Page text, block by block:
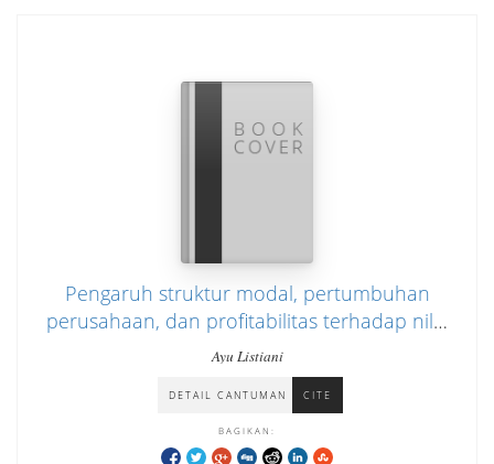
Pengaruh struktur modal, pertumbuhan
perusahaan, dan profitabilitas terhadap nilai
perusahaan (studi empiris pada perusahaan
manufaktur sub sektor tekstil dan garmen
yang terdaftar di Bursa Efek Indonesia tahun
2016-2019)
Ayu Listiani
DETAIL CANTUMAN CITE
BAGIKAN: